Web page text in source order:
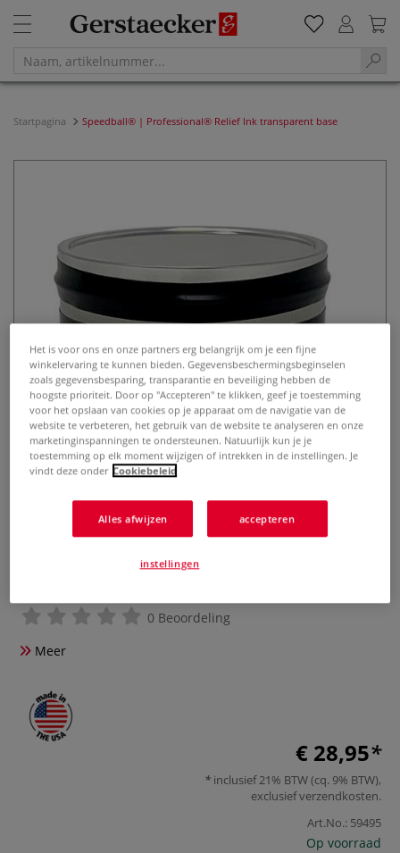
Startpagina Speedball® | Professional® Relief Ink transparent base
Speedball® | Professional® Relief
Ink transparent base
0 Beoordeling
Meer
€ 28,95
inclusief 21% BTW (cq. 9% BTW),
exclusiefverzendkosten.
Art.No.: 59495
Op voorraad
Het is voor ons en onze partners erg belangrijk om je een fijne
winkelervaring te kunnen bieden. Gegevensbeschermingsbeginselen
zoals gegevensbesparing, transparantie en beveiliging hebben de
hoogste prioriteit. Door op "Accepteren" te klikken, geef je toestemming
voor het opslaan van cookies op je apparaat om de navigatie van de
website te verbeteren, het gebruik van de website te analyseren en onze
marketinginspanningen te ondersteunen. Natuurlijk kun je je
toestemming op elk moment wijzigen of intrekken in de instellingen. Je
vindt deze onder Cookiebeleid
Alles afwijzen accepteren
instellingen